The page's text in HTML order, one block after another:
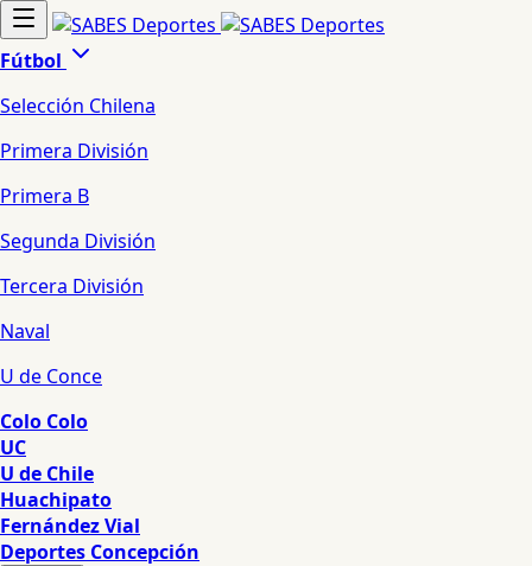
Fútbol
Selección Chilena
Primera División
Primera B
Segunda División
Tercera División
Naval
U de Conce
Colo Colo
UC
U de Chile
Huachipato
Fernández Vial
Deportes Concepción